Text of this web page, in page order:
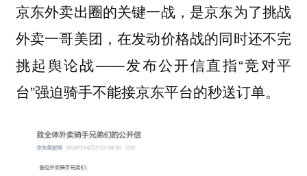
京东外卖出圈的关键一战，是京东为了挑战
外卖一哥美团，在发动价格战的同时还不完
挑起舆论战——发布公开信直指“竞对平
台”强迫骑手不能接京东平台的秒送订单。